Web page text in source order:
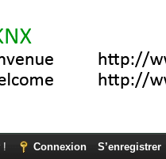
! Connexion S’enregistrer